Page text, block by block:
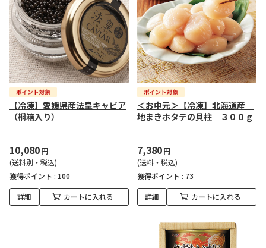
【冷凍】愛媛県産法皇キャビア
（桐箱入り）
10,080円
(送料別・税込)
獲得ポイント : 100
詳細 カートに入れる
＜お中元＞【冷凍】北海道産
地まきホタテの貝柱 ３００ｇ
7,380円
(送料・税込)
獲得ポイント : 73
詳細 カートに入れる